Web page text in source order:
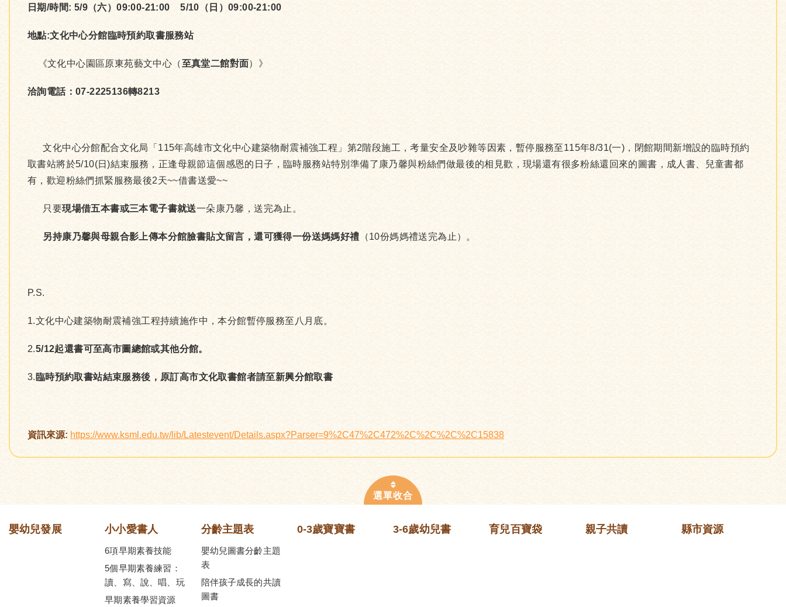
日期/時間: 5/9（六）09:00-21:00 5/10（日）09:00-21:00
地點:文化中心分館臨時預約取書服務站
《文化中心園區原東苑藝文中心（至真堂二館對面）》
洽詢電話：07-2225136轉8213
文化中心分館配合文化局「115年高雄市文化中心建築物耐震補強工程」第2階段施工，考量安全及吵雜等因素，暫停服務至115年8/31(一)，閉館期間新增設的臨時預約
取書站將於5/10(日)結束服務，正逢母親節這個感恩的日子，臨時服務站特別準備了康乃馨與粉絲們做最後的相見歡，現場還有很多粉絲還回來的圖書，成人書、兒童書都
有，歡迎粉絲們抓緊服務最後2天~~借書送愛~~
只要現場借五本書或三本電子書就送一朵康乃馨，送完為止。
另持康乃馨與母親合影上傳本分館臉書貼文留言，還可獲得一份送媽媽好禮 （10份媽媽禮送完為止）。
P.S.
1.文化中心建築物耐震補強工程持續施作中，本分館暫停服務至八月底。
2.5/12起還書可至高市圖總館或其他分館。
3. 臨時預約取書站結束服務後，原訂高市文化取書館者請至新興分館取書
資訊來源: https://www.ksml.edu.tw/lib/Latestevent/Details.aspx?Parser=9%2C47%2C472%2C%2C%2C%2C15838
嬰幼兒發展 小小愛書人
6項早期素養技能
5個早期素養練習：
讀、寫、說、唱、玩
早期素養學習資源
分齡主題表
嬰幼兒圖書分齡主題
表
陪伴孩子成長的共讀
圖書
0-3歲寶寶書 3-6歲幼兒書 育兒百寶袋 親子共讀 縣市資源